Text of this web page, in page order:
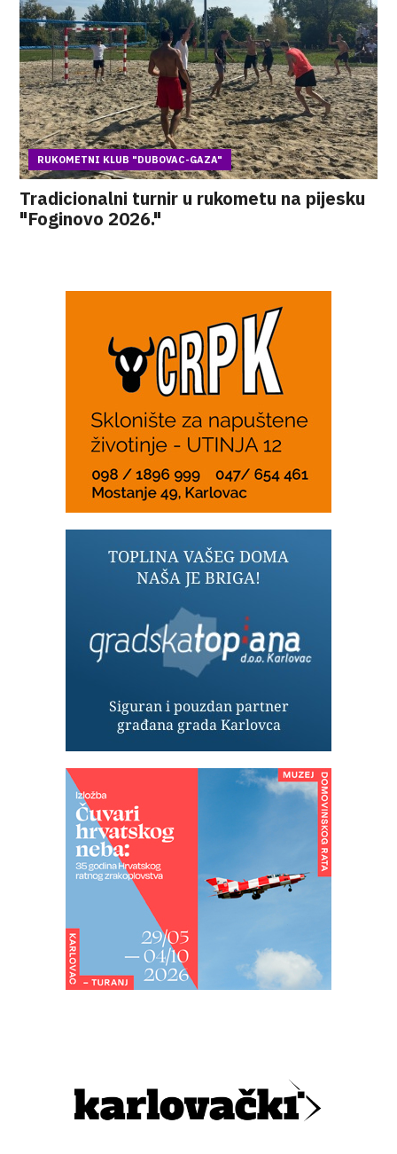
RUKOMETNI KLUB "DUBOVAC-GAZA"
Tradicionalni turnir u rukometu na pijesku
"Foginovo 2026."